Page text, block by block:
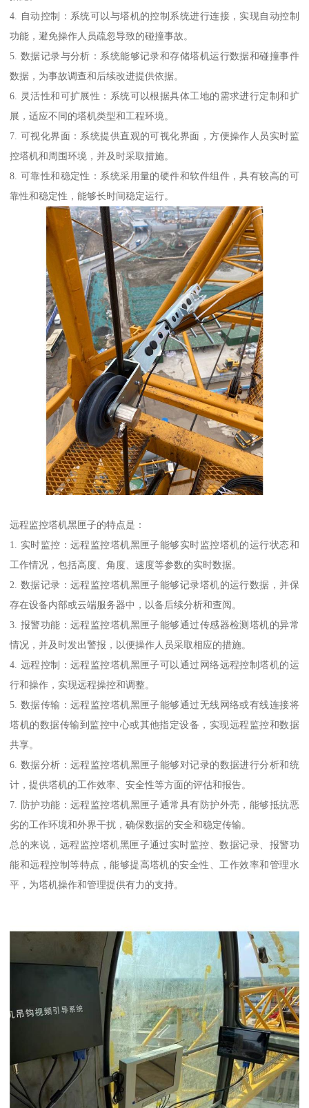
4. 自动控制：系统可以与塔机的控制系统进行连接，实现自动控制
功能，避免操作人员疏忽导致的碰撞事故。
5. 数据记录与分析：系统能够记录和存储塔机运行数据和碰撞事件
数据，为事故调查和后续改进提供依据。
6. 灵活性和可扩展性：系统可以根据具体工地的需求进行定制和扩
展，适应不同的塔机类型和工程环境。
7. 可视化界面：系统提供直观的可视化界面，方便操作人员实时监
控塔机和周围环境，并及时采取措施。
8. 可靠性和稳定性：系统采用量的硬件和软件组件，具有较高的可
靠性和稳定性，能够长时间稳定运行。
远程监控塔机黑匣子的特点是：
1. 实时监控：远程监控塔机黑匣子能够实时监控塔机的运行状态和
工作情况，包括高度、角度、速度等参数的实时数据。
2. 数据记录：远程监控塔机黑匣子能够记录塔机的运行数据，并保
存在设备内部或云端服务器中，以备后续分析和查阅。
3. 报警功能：远程监控塔机黑匣子能够通过传感器检测塔机的异常
情况，并及时发出警报，以便操作人员采取相应的措施。
4. 远程控制：远程监控塔机黑匣子可以通过网络远程控制塔机的运
行和操作，实现远程操控和调整。
5. 数据传输：远程监控塔机黑匣子能够通过无线网络或有线连接将
塔机的数据传输到监控中心或其他指定设备，实现远程监控和数据
共享。
6. 数据分析：远程监控塔机黑匣子能够对记录的数据进行分析和统
计，提供塔机的工作效率、安全性等方面的评估和报告。
7. 防护功能：远程监控塔机黑匣子通常具有防护外壳，能够抵抗恶
劣的工作环境和外界干扰，确保数据的安全和稳定传输。
总的来说，远程监控塔机黑匣子通过实时监控、数据记录、报警功
能和远程控制等特点，能够提高塔机的安全性、工作效率和管理水
平，为塔机操作和管理提供有力的支持。